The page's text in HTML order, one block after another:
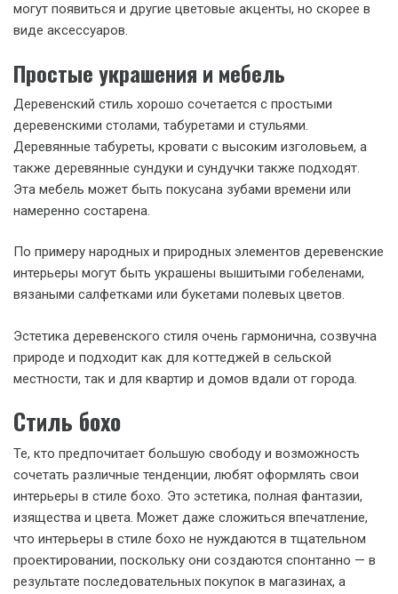
могут появиться и другие цветовые акценты, но скорее в
виде аксессуаров.
Простые украшения и мебель
Деревенский стиль хорошо сочетается с простыми
деревенскими столами, табуретами и стульями.
Деревянные табуреты, кровати с высоким изголовьем, а
также деревянные сундуки и сундучки также подходят.
Эта мебель может быть покусана зубами времени или
намеренно состарена.
По примеру народных и природных элементов деревенские
интерьеры могут быть украшены вышитыми гобеленами,
вязаными салфетками или букетами полевых цветов.
Эстетика деревенского стиля очень гармонична, созвучна
природе и подходит как для коттеджей в сельской
местности, так и для квартир и домов вдали от города.
Стиль бохо
Те, кто предпочитает большую свободу и возможность
сочетать различные тенденции, любят оформлять свои
интерьеры в стиле бохо. Это эстетика, полная фантазии,
изящества и цвета. Может даже сложиться впечатление,
что интерьеры в стиле бохо не нуждаются в тщательном
проектировании, поскольку они создаются спонтанно — в
результате последовательных покупок в магазинах, а